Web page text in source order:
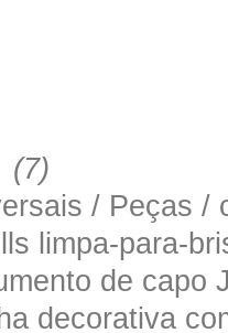
(7)
/ Peças
limpa-para-
de
decorativa